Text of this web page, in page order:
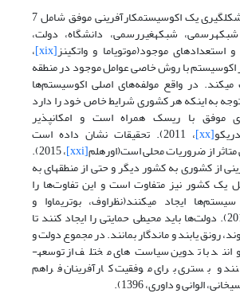
مولفه‌های اصلی در شکل­گیری یک اکوسیستم­کارآفرینی موفق شامل 7
شبکه­غیررسمی، دانشگاه، دولت،
استعدادهای موجود(موتویاما و واتکینز[xix] ،
هر اکوسیستم با روش خاصی عوامل موجود در منطقه
میکند. در واقع مولفه‌های اصلی اکوسیستم‌ها
به اینکه هر کشوری شرایط خاص خود را دارد
موفق با ریسک همراه است و امکان­پذیر
[xx] ، 2011). تحقیقات نشان داده است
از ضروریات محلی است(اورهلم[xxi] ، 2015).
از کشوری به کشور دیگر و حتی از منطقه­ای به
یک کشور نیز متفاوت است و این تفاوت‌ها را
ایجاد میکنند(نظراوف، بوتریماوا و
، 2015). دولت‌ها باید محیطی حمایتی را ایجاد کنند تا
رونق یابند و ماندگار بمانند. در مجموع دولت و
با تدوین سیاست‌های مختلف از توسعه­
و بستری برای موفقیت کارآفرینان فراهم
الوانی و داوری، 1396).